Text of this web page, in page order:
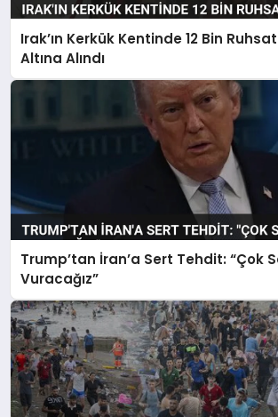
Irak’ın Kerkük Kentinde 12 Bin
Altına Alındı
Trump’tan İran’a Sert Tehdit: “Çok
Vuracağız”